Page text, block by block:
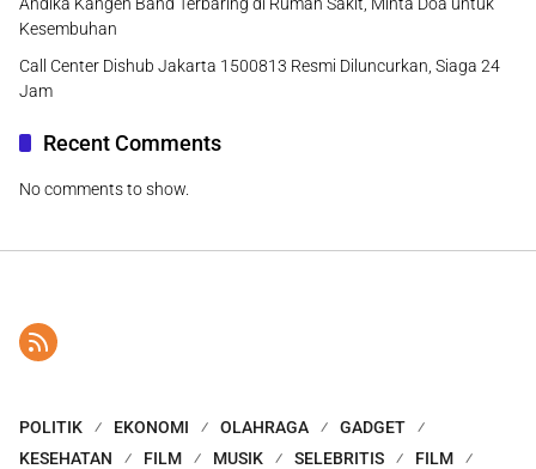
Kesembuhan
Call Center Dishub Jakarta 1500813 Resmi Diluncurkan, Siaga 24
Jam
Recent Comments
No comments to show.
POLITIK EKONOMI OLAHRAGA
GADGET
KESEHATAN
FILM MUSIK SELEBRITIS FILM